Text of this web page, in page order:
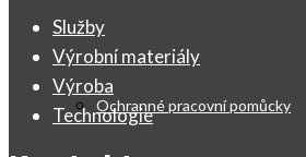
Ochranné pracovní pomůcky
Služby
Výrobní materiály
Výroba
Technologie